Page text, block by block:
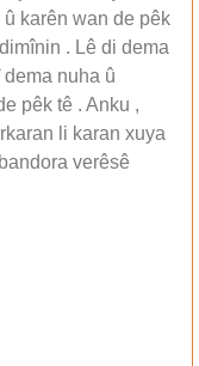
karên wan de pêk
. Lê di dema
nuha û
pêk tê . Anku ,
li karan xuya
verêsê